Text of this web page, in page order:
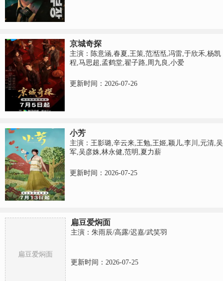
京城奇探
主演：陈意涵,春夏,王策,范湉湉,冯雷,于欣禾,杨凯
程,马思超,孟鹤堂,翟子路,周九良,小爱
更新时间：2026-07-26
小芳
主演：王影璐,辛云来,王勉,王姬,颖儿,李川,元清,吴
军,吴彦姝,林永健,范明,夏力薪
更新时间：2026-07-25
扁豆爱焖面
扁豆爱焖面
主演：朱雨辰/高露/迟嘉/武笑羽
更新时间：2026-07-25